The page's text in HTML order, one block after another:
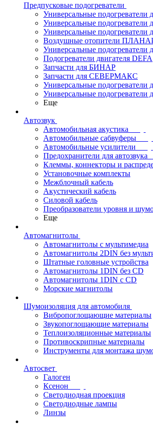
Предпусковые подогреватели
Универсальные подогреватели
Универсальные подогреватели
Универсальные
Воздушные отопители
Универсальные подогреватели
Подогреватели двигателя DEFA
Запчасти для БИНАР
Запчасти для СЕВЕРМАКС
Универсальные
Универсальные
Еще
Автозвук
Автомобильная акустика
Автомобильные сабвуферы
Автомобильные усилители
Предохранители для автозвука
Клеммы, коннекторы и
Установочные комплекты
Межблочный кабель
Акустический кабель
Силовой кабель
Преобразователи уровня и
Еще
Автомагнитолы
Автомагнитолы с мультимедиа
Автомагнитолы 2DIN без
Штатные головные устройства
Автомагнитолы 1DIN без CD
Автомагнитолы 1DIN с CD
Морские магнитолы
Шумоизоляция для автомобиля
Вибропоглощающие материалы
Звукопоглощающие материалы
Теплоизоляционные материалы
Противоскрипные материалы
Инструменты для монтажа
Автосвет
Галоген
Ксенон
Светодиодная проекция
Светодиодные лампы
Линзы